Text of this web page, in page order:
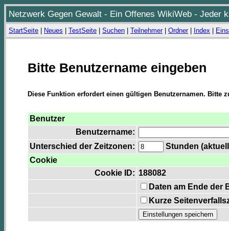
Netzwerk Gegen Gewalt - Ein Offenes WikiWeb - Jeder
StartSeite Neues TestSeite Suchen Teilnehmer| Ordner| Index
Bitte Benutzername eingeben
Diese Funktion erfordert einen gültigen Benutzernamen. Bitte
Benutzer
Benutzername:
Unterschied der Zeitzonen:
Stunden
Cookie
Cookie ID: 188082
Daten am Ende der
Kurze